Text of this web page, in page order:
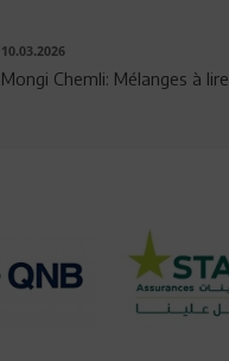
10.03.2026
Mongi Chemli: Mélanges à lire